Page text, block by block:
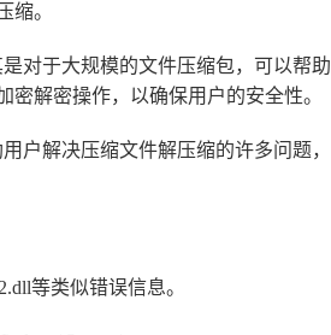
缩。
对于大规模的文件压缩包，可以帮助
解密操作，以确保用户的安全性。
户解决压缩文件解压缩的许多问题，
等类似错误信息。